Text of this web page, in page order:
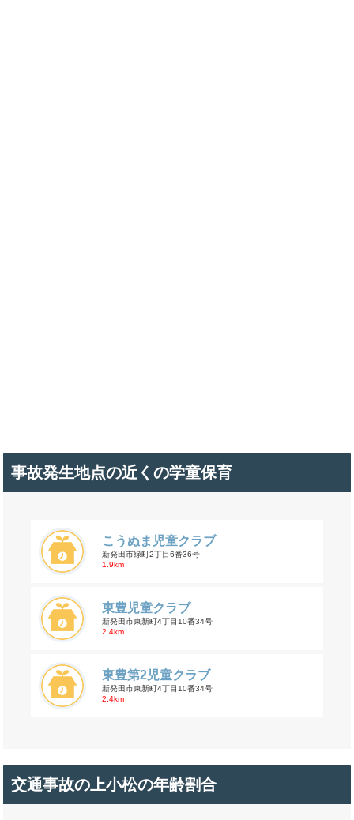
事故発生地点の近くの学童保育
こうぬま児童クラブ
新発田市緑町2丁目6番36号
1.9km
東豊児童クラブ
新発田市東新町4丁目10番34号
2.4km
東豊第2児童クラブ
新発田市東新町4丁目10番34号
2.4km
交通事故の上小松の年齢割合